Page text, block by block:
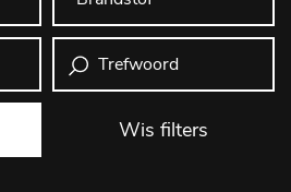
Wis filters